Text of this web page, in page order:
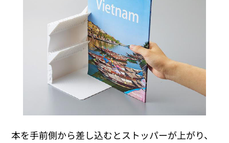
本を手前側から差し込むとストッパーが上がり、